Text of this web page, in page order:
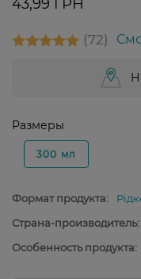
43,99 ГРН
72
Размеры
300 мл
Формат продукта:
Страна-производитель:
Особенность продукта: